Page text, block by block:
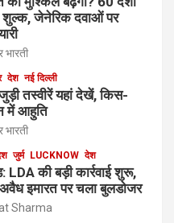
जेनेरिक दवाओं पर
भारती
देश नई दिल्ली
तस्वीरें यहां देखें, किस-
में आहुति
भारती
जुर्म LUCKNOW देश
की बड़ी कार्रवाई शुरू,
इमारत पर चला बुलडोजर
Sharma